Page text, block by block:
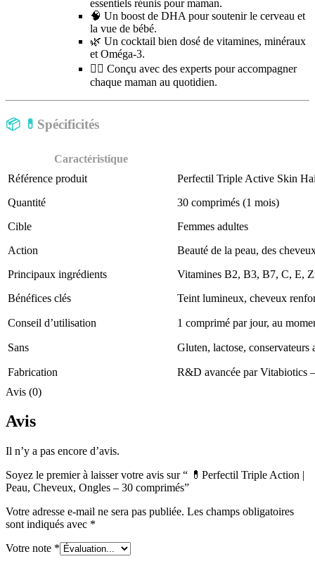
essentiels réunis pour maman.
🧠 Un boost de DHA pour soutenir le cerveau et
la vue de bébé.
🌿 Un cocktail bien dosé de vitamines, minéraux
et Oméga-3.
👩‍⚕️ Conçu avec des experts pour accompagner
chaque maman au quotidien.
📦 💊 Spécificités
Caractéristique
Référence produit
Perfectil Triple Active Skin
Quantité
30 comprimés (1 mois)
Cible
Femmes adultes
Action
Beauté de la peau, des
Principaux ingrédients
Vitamines B2, B3, B7, C, E,
Bénéfices clés
Teint lumineux, cheveux
Conseil d’utilisation 1 comprimé par jour, au
Sans Gluten, lactose, conservateurs
Fabrication
R&D avancée par Vitabiotics
Avis (0)
Avis
Il n’y a pas encore d’avis.
Soyez le premier à laisser votre avis sur “ 💊Perfectil Triple Action |
Peau, Cheveux, Ongles – 30 comprimés”
Votre adresse e-mail ne sera pas publiée. Les champs obligatoires
sont indiqués avec *
Votre note *